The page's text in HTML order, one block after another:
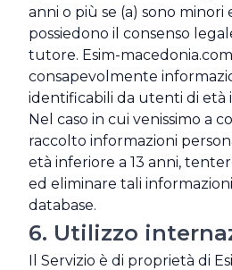
anni o più se (a) sono minori
possiedono il consenso
tutore. Esim-
consapevolmente
identificabili da utenti di età
Nel caso in cui venissimo a
raccolto informazioni
età inferiore a 13 anni,
ed eliminare tali
database.
6. Utilizzo
Il Servizio è di proprietà di